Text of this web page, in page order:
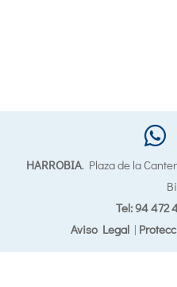
HARROBIA. Plaza de la
Tel: 94 472
Aviso Legal|